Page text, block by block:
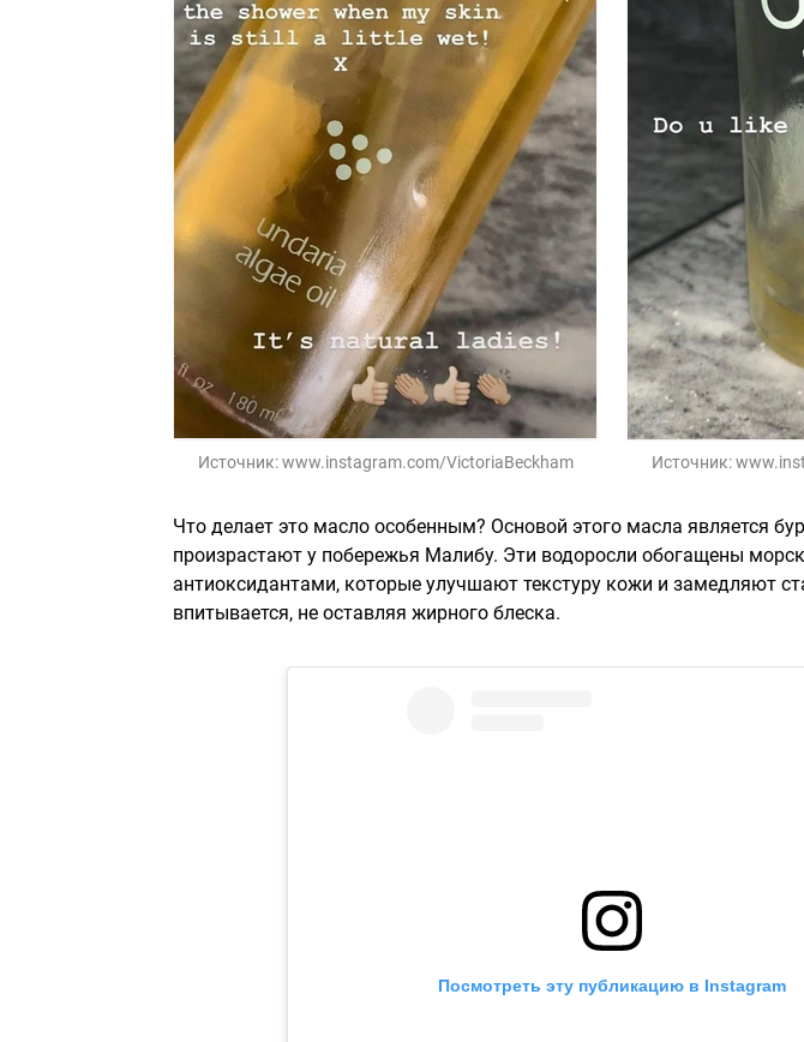
Источник:www.instagram.com/VictoriaBeckham Источник:
Что делает это масло особенным? Основой этого масла является
произрастают у побережья Малибу. Эти водоросли обогащены
антиоксидантами, которые улучшают текстуру кожи и замедляют
впитывается, не оставляя жирного блеска.
Посмотреть эту публикацию в Instagram